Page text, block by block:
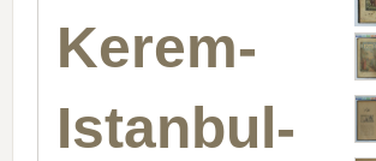
Kerem-
Istanbul-